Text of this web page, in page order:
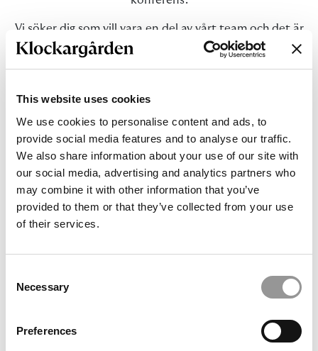
This website uses cookies
We use cookies to personalise content and ads, to
provide social media features and to analyse our traffic.
We also share information about your use of our site with
our social media, advertising and analytics partners who
may combine it with other information that you’ve
provided to them or that they’ve collected from your use
of their services.
Selection
Necessary
Preferences
Vi söker dig som vill vara en del av vårt team och det är
viktigt att du har bra driv, glatt humör och sunt förnuft.
flera arbetsplatser. InomTällbergsgruppen
genuina Dalmål Kafé & Hantverk.
HITTA DRÖMJOBBET HOS OSS
Lediga tjänster
Vi välkomnar alltid spontanansökningar.